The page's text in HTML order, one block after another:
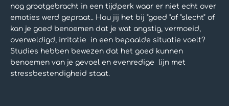
nog grootgebracht in een tijdperk waar er niet echt over
emoties werd gepraat.. Hou jij het bij "goed "of "slecht" of
kan je goed benoemen dat je wat angstig, vermoeid,
overweldigd, irritatie in een bepaalde situatie voelt?
Studies hebben bewezen dat het goed kunnen
benoemen van je gevoel en evenredige lijn met
stressbestendigheid staat.